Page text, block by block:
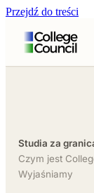
Przejdź do treści
Studia za
Czym jest
Wyjaśniamy